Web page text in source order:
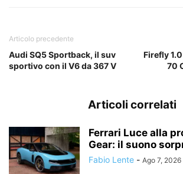
Articolo precedente
Audi SQ5 Sportback, il suv
sportivo con il V6 da 367 V
Firefly
70
Articoli correlati
Ferrari Luce alla
Gear: il suono
Fabio Lente - Ago 7, 2026